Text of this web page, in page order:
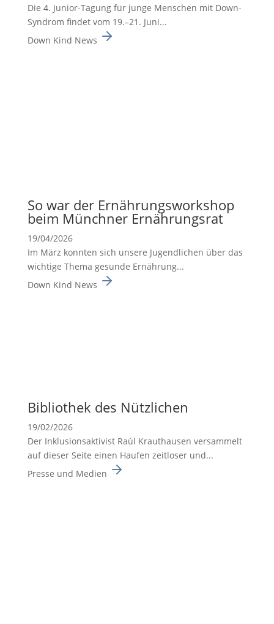
Die 4. Junior-Tagung für junge Menschen mit Down-
Syndrom findet vom 19.–21. Juni...
Down Kind News
So war der Ernäh­rungs­work­shop
beim Münchner Ernäh­rungsrat
19/04/2026
Im März konnten sich unsere Jugend­li­chen über das
wichtige Thema gesunde Ernäh­rung...
Down Kind News
Biblio­thek des Nützli­chen
19/02/2026
Der Inklusionsaktivist Raúl Krauthausen versammelt
auf dieser Seite einen Haufen zeitloser und...
Presse und Medien